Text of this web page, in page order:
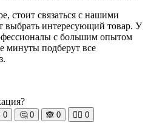
стоит связаться с нашими
выбрать интересующий товар. У
с большим опытом
минуты подберут все
0 🤔 0 🙈 0 🧘‍♀️ 0